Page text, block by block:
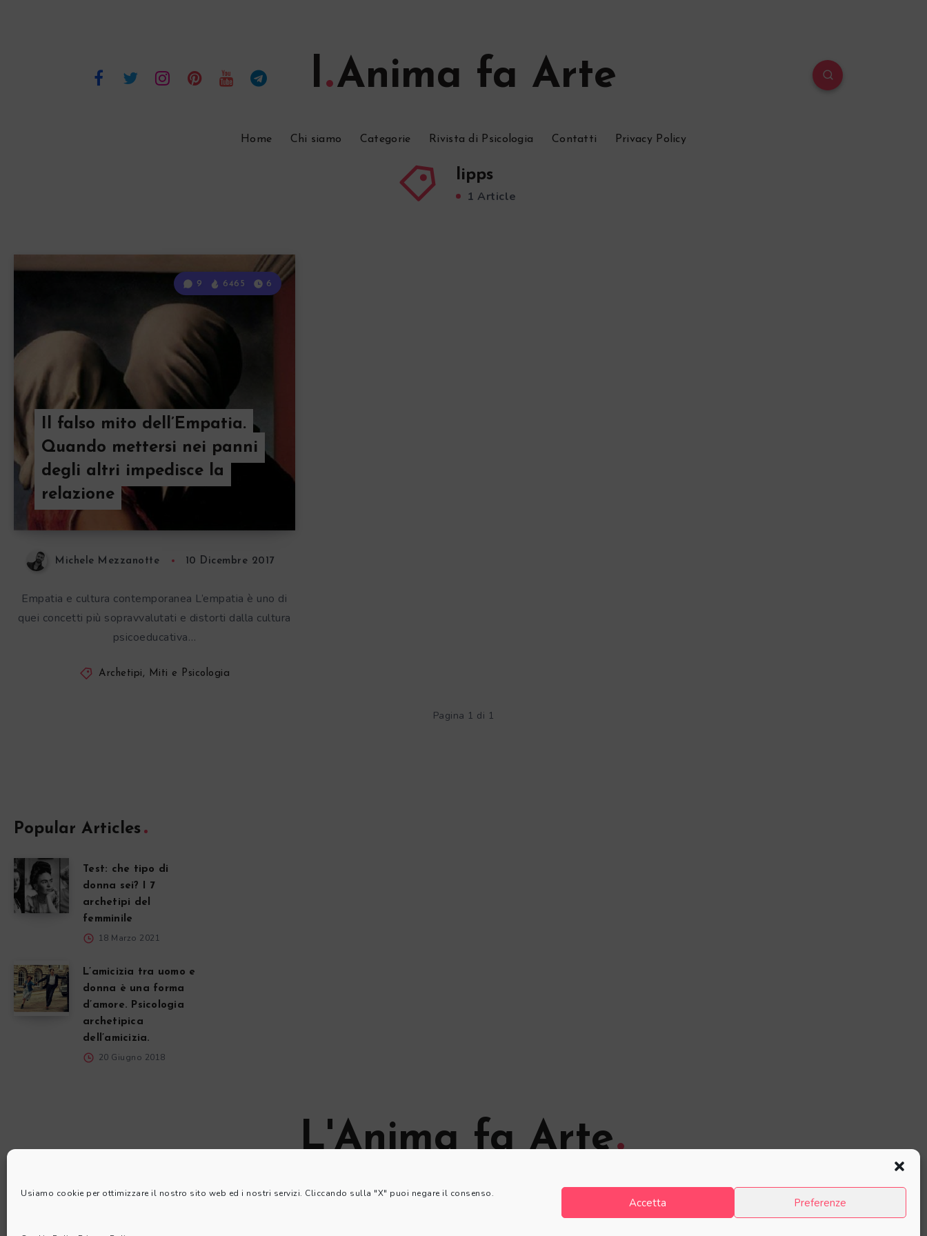
Usiamo cookie per ottimizzare il nostro sito web ed i nostri servizi. Cliccando sulla "X" puoi negare il consenso.
Accetta Preferenze
l Anima fa Arte
Home Chi siamo Categorie Rivista di Psicologia Contatti Privacy Policy
lipps
1 Article
Il falso mito dell’Empatia.
Quando mettersi nei panni
degli altri impedisce la
relazione
9 6465 6
Michele Mezzanotte 10 Dicembre 2017
Empatia e cultura contemporanea L’empatia è uno di
quei concetti più sopravvalutati e distorti dalla cultura
psicoeducativa…
Archetipi, Miti e Psicologia
Pagina 1 di 1
Popular Articles
Test: che tipo di
donna sei? I 7
archetipi del
femminile
18 Marzo 2021
L’amicizia tra uomo e
donna è una forma
d’amore. Psicologia
archetipica
dell’amicizia.
20 Giugno 2018
L'Anima fa Arte
© L'Anima fa Arte